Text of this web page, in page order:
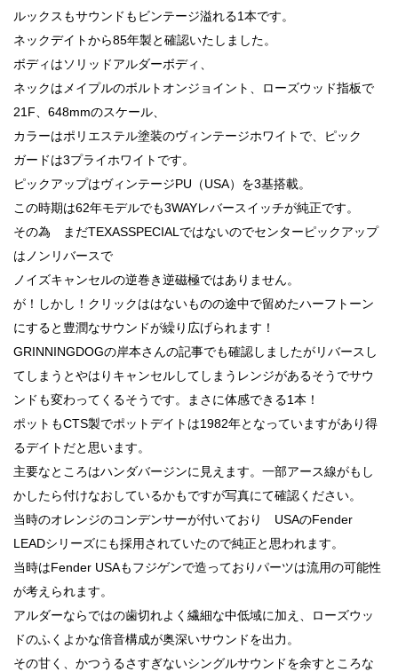
ルックスもサウンドもビンテージ溢れる1本です。
ネックデイトから85年製と確認いたしました。
ボディはソリッドアルダーボディ、
ネックはメイプルのボルトオンジョイント、ローズウッド指板で
21F、648mmのスケール、
カラーはポリエステル塗装のヴィンテージホワイトで、ピック
ガードは3プライホワイトです。
ピックアップはヴィンテージPU（USA）を3基搭載。
この時期は62年モデルでも3WAYレバースイッチが純正です。
その為 まだTEXASSPECIALではないのでセンターピックアップ
はノンリバースで
ノイズキャンセルの逆巻き逆磁極ではありません。
が！しかし！クリックははないものの途中で留めたハーフトーン
にすると豊潤なサウンドが繰り広げられます！
GRINNINGDOGの岸本さんの記事でも確認しましたがリバースし
てしまうとやはりキャンセルしてしまうレンジがあるそうでサウ
ンドも変わってくるそうです。まさに体感できる1本！
ポットもCTS製でポットデイトは1982年となっていますがあり得
るデイトだと思います。
主要なところはハンダバージンに見えます。一部アース線がもし
かしたら付けなおしているかもですが写真にて確認ください。
当時のオレンジのコンデンサーが付いており USAのFender
LEADシリーズにも採用されていたので純正と思われます。
当時はFender USAもフジゲンで造っておりパーツは流用の可能性
が考えられます。
アルダーならではの歯切れよく繊細な中低域に加え、ローズウッ
ドのふくよかな倍音構成が奥深いサウンドを出力。
その甘く、かつうるさすぎないシングルサウンドを余すところな